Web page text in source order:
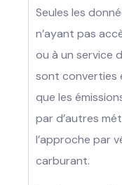
Seules les
n’ayant pas
ou à un service
sont converties
que les
par d’autres
l’approche par
carburant.